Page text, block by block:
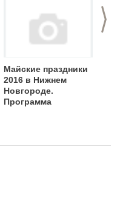
>
Майские праздники
2016 в Нижнем
Новгороде.
Программа